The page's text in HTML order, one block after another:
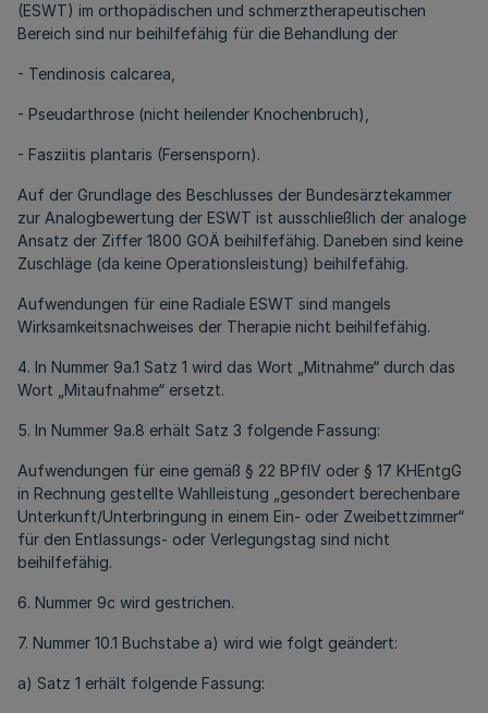
(ESWT) im orthopädischen und schmerztherapeutischen
Bereich sind nur beihilfefähig für die Behandlung der
- Tendinosis calcarea,
- Pseudarthrose (nicht heilender Knochenbruch),
- Fasziitis plantaris (Fersensporn).
Auf der Grundlage des Beschlusses der Bundesärztekammer
zur Analogbewertung der ESWT ist ausschließlich der analoge
Ansatz der Ziffer 1800 GOÄ beihilfefähig. Daneben sind keine
Zuschläge (da keine Operationsleistung) beihilfefähig.
Aufwendungen für eine Radiale ESWT sind mangels
Wirksamkeitsnachweises der Therapie nicht beihilfefähig.
4. In Nummer 9a.1 Satz 1 wird das Wort „Mitnahme“ durch das
Wort „Mitaufnahme“ ersetzt.
5. In Nummer 9a.8 erhält Satz 3 folgende Fassung:
Aufwendungen für eine gemäß § 22 BPflV oder § 17 KHEntgG
in Rechnung gestellte Wahlleistung „gesondert berechenbare
Unterkunft/Unterbringung in einem Ein- oder Zweibettzimmer“
für den Entlassungs- oder Verlegungstag sind nicht
beihilfefähig.
6. Nummer 9c wird gestrichen.
7. Nummer 10.1 Buchstabe a) wird wie folgt geändert:
a) Satz 1 erhält folgende Fassung: